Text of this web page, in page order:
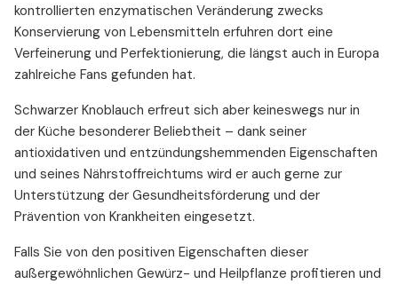
kontrollierten enzymatischen Veränderung zwecks
Konservierung von Lebensmitteln erfuhren dort eine
Verfeinerung und Perfektionierung, die längst auch in Europa
zahlreiche Fans gefunden hat.
Schwarzer Knoblauch erfreut sich aber keineswegs nur in
der Küche besonderer Beliebtheit – dank seiner
antioxidativen und entzündungshemmenden Eigenschaften
und seines Nährstoffreichtums wird er auch gerne zur
Unterstützung der Gesundheitsförderung und der
Prävention von Krankheiten eingesetzt.
Falls Sie von den positiven Eigenschaften dieser
außergewöhnlichen Gewürz- und Heilpflanze profitieren und